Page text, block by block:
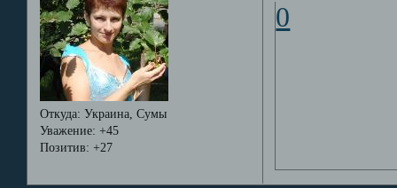
Откуда: Украина, Сумы
Уважение: +45
Позитив: +27
0